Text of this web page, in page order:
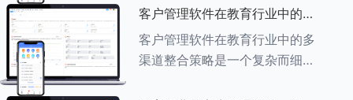
家长、教师及其他相关方的互
动，对教育机构实现可持续发展
具有重要意义。以下是教育
CRM如何助力教育
客户管理软件在教育行业中的多
渠道整合策略
客户管理软件在教育行业中的多
渠道整合策略是一个复杂而细致